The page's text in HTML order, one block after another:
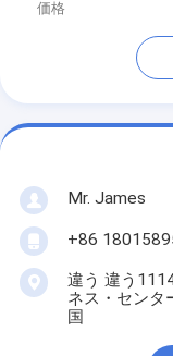
価格
Mr. James
+86
違う 違う
ネス・センタ
国